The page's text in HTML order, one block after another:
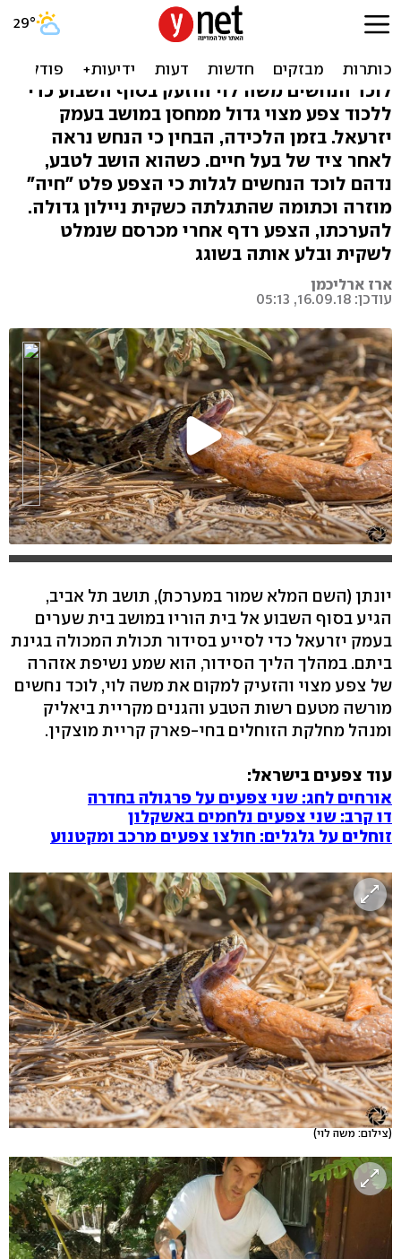
תיעוד נדיר: צפע מקיא שקית
ניילון ענקית
לוכד הנחשים משה לוי הוזעק בסוף השבוע כדי
ללכוד צפע מצוי גדול ממחסן במושב בעמק
יזרעאל. בזמן הלכידה, הבחין כי הנחש נראה
לאחר ציד של בעל חיים. כשהוא הושב לטבע,
נדהם לוכד הנחשים לגלות כי הצפע פלט "חיה"
מוזרה וכתומה שהתגלתה כשקית ניילון גדולה.
להערכתו, הצפע רדף אחרי מכרסם שנמלט
לשקית ובלע אותה בשוגג
ארז ארליכמן
עודכן: 16.09.18, 05:13
יונתן (השם המלא שמור במערכת), תושב תל אביב,
הגיע בסוף השבוע אל בית הוריו במושב בית שערים
בעמק יזרעאל כדי לסייע בסידור תכולת המכולה בגינת
ביתם. במהלך הליך הסידור, הוא שמע נשיפת אזהרה
של צפע מצוי והזעיק למקום את משה לוי, לוכד נחשים
מורשה מטעם רשות הטבע והגנים מקריית ביאליק
ומנהל מחלקת הזוחלים בחי-פארק קריית מוצקין.
עוד צפעים בישראל:
אורחים לחג: שני צפעים על פרגולה בחדרה
דו קרב: שני צפעים נלחמים באשקלון
זוחלים על גלגלים: חולצו צפעים מרכב ומקטנוע
(צילום: משה לוי)